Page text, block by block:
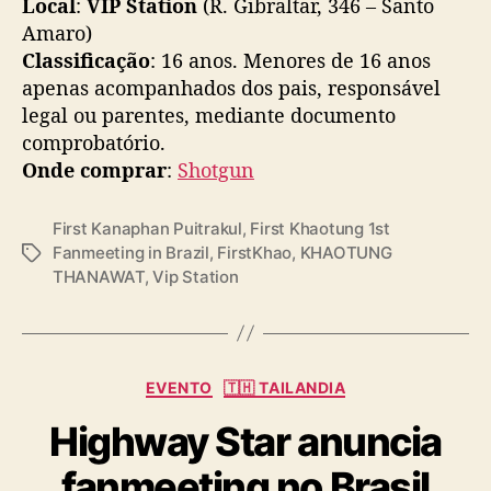
n
n
o
p
Local: VIP Station (R. Gibraltar, 346 – Santo
Amaro)
Classificação: 16 anos. Menores de 16 anos
apenas acompanhados dos pais, responsável
legal ou parentes, mediante documento
comprobatório.
Onde comprar: Shotgun
T
First Kanaphan Puitrakul, First Khaotung 1st
Fanmeeting in Brazil, FirstKhao, KHAOTUNG
THANAWAT,Vip Station
C
t
e
g
EVENTO 🇹🇭 TAILANDIA
Highway Star anuncia